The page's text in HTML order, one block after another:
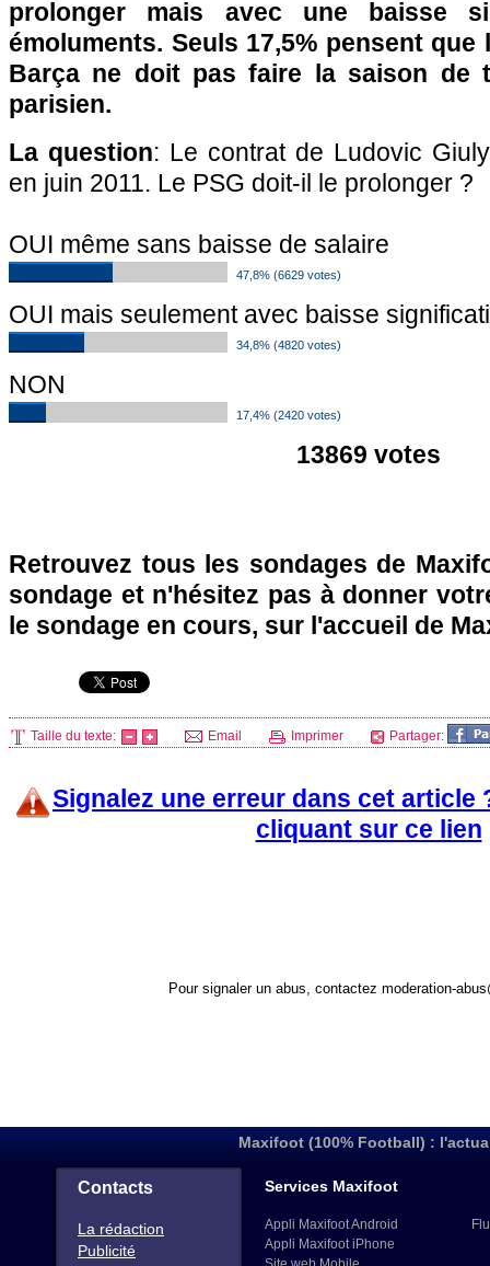
prolonger mais avec une baisse
émoluments. Seuls 17,5% pensent
Barça ne doit pas faire la saison de
parisien.
La question: Le contrat de Ludovic
en juin 2011. Le PSG doit-il le prolonger ?
OUI même sans baisse de salaire
47,8% (6629 votes)
OUI mais seulement avec baisse
34,8% (4820 votes)
NON
17,4% (2420 votes)
13869 votes
Retrouvez tous les sondages de
sondage et n'hésitez pas à donner
le sondage en cours, sur l'accueil de
Taille du texte: Email Imprimer Partager:
Signalez une erreur dans cet article
cliquant sur ce lien
Pour signaler un abus, contactez moderation-
Maxifoot (100% Football) :
Contacts
La rédaction
Publicité
Services Maxifoot
Appli Maxifoot Android
Appli Maxifoot iPhone